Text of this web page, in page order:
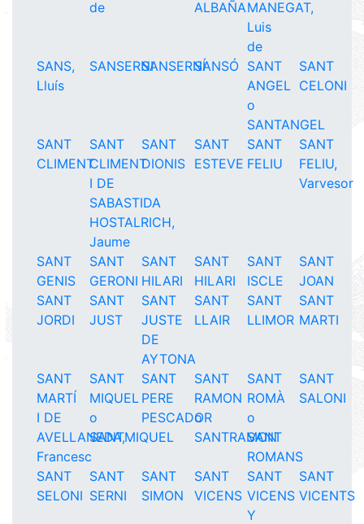
de
ALBAÑAMANEGAT,
Luis
de
SANS,
Lluís
SANSERNISANSERNÍSANSÓ SANT
ANGEL
o
SANTANGEL
SANT
CELONI
SANT
CLIMENT
SANT
CLIMENT
I DE
SABASTIDA
HOSTALRICH,
Jaume
SANT
DIONIS
SANT
ESTEVE
SANT
FELIU
SANT
FELIU,
Varvesor
SANT
GENIS
SANT
GERONI
SANT
HILARI
SANT
HILARI
SANT
ISCLE
SANT
JOAN
SANT
JORDI
SANT
JUST
SANT
JUSTE
DE
AYTONA
SANT
LLAIR
SANT
LLIMOR
SANT
MARTI
SANT
MARTÍ
I DE
AVELLANEDA,
Francesc
SANT
MIQUEL
o
SANTMIQUEL
SANT
PERE
PESCADOR
SANT
RAMON
o
SANTRAMON
SANT
ROMÀ
o
SANT
ROMANS
SANT
SALONI
SANT
SELONI
SANT
SERNI
SANT
SIMON
SANT
VICENS
SANT
VICENS
Y
SANT
VICENTS